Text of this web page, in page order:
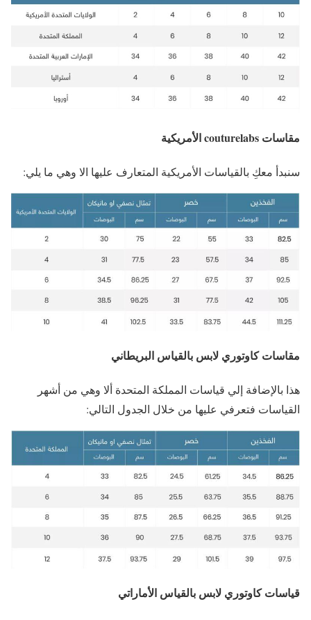
مقاسات couturelabs الأمريكية
سنبدأ معكِ بالقياسات الأمريكية المتعارف عليها الا وهي ما يلي:
مقاسات كاوتوري لابس بالقياس البريطاني
هذا بالإضافة إلي قياسات المملكة المتحدة ألا وهي من أشهر
القياسات فتعرفي عليها من خلال الجدول التالي:
قياسات كاوتوري لابس بالقياس الأماراتي